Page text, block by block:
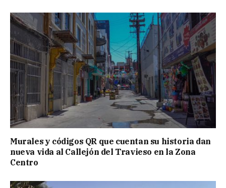
Murales y códigos QR que cuentan su historia dan
nueva vida al Callejón del Travieso en la Zona
Centro